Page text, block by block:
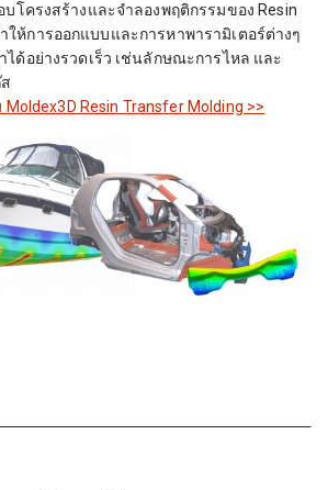
โครงสร้างและจำลองพฤติกรรมของ Resin
ให้การออกแบบและการหาพารามิเตอร์ต่างๆ
ได้อย่างรวดเร็ว เช่นลักษณะการไหล และ
Moldex3D Resin Transfer Molding >>